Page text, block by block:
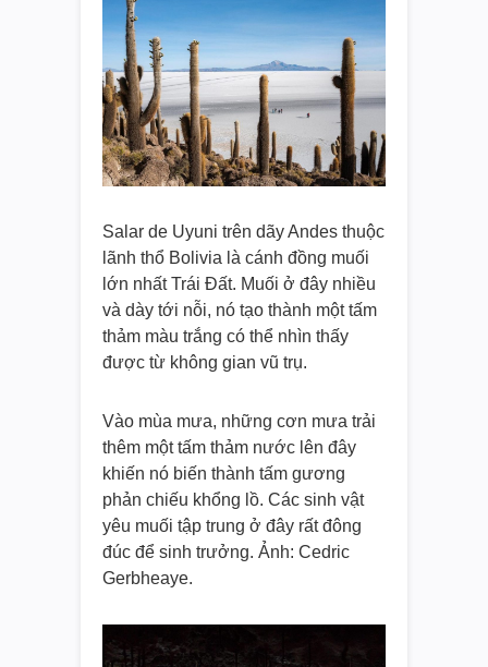
Salar de Uyuni trên dãy Andes thuộc
lãnh thổ Bolivia là cánh đồng muối
lớn nhất Trái Đất. Muối ở đây nhiều
và dày tới nỗi, nó tạo thành một tấm
thảm màu trắng có thể nhìn thấy
được từ không gian vũ trụ.
Vào mùa mưa, những cơn mưa trải
thêm một tấm thảm nước lên đây
khiến nó biến thành tấm gương
phản chiếu khổng lồ. Các sinh vật
yêu muối tập trung ở đây rất đông
đúc để sinh trưởng. Ảnh: Cedric
Gerbheaye.